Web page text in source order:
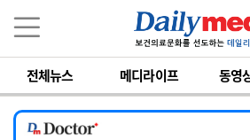
전체뉴스 메디라이프 동영
[서울아산병원] 2026년 하반기 인턴 모집
[영남대학교의료원] 마취통증의학과 임기제 임
[충남대학교병원] 소아청소년과(소아응급전담